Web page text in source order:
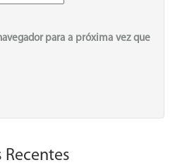
para a próxima vez que
Recentes